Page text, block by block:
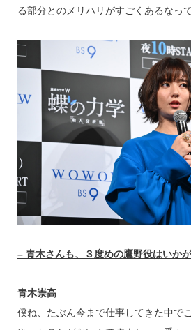
る部分とのメリハリがすごくあるなっ
– 青木さんも、３度めの鷹野役はいか
青木崇高
僕ね、たぶん今まで仕事してきた中で